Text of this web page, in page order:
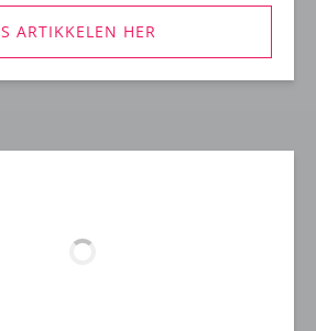
ARTIKKELEN HER